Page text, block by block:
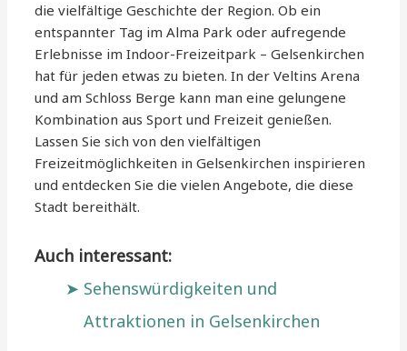
die vielfältige Geschichte der Region. Ob ein
entspannter Tag im Alma Park oder aufregende
Erlebnisse im Indoor-Freizeitpark – Gelsenkirchen
hat für jeden etwas zu bieten. In der Veltins Arena
und am Schloss Berge kann man eine gelungene
Kombination aus Sport und Freizeit genießen.
Lassen Sie sich von den vielfältigen
Freizeitmöglichkeiten in Gelsenkirchen inspirieren
und entdecken Sie die vielen Angebote, die diese
Stadt bereithält.
Auch interessant:
Sehenswürdigkeiten und
Attraktionen in Gelsenkirchen